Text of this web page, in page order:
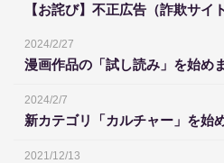
【お詫び】不正広告（詐欺サイ
2024/2/27
漫画作品の「試し読み」を始め
2024/2/7
新カテゴリ「カルチャー」を始
2021/12/13